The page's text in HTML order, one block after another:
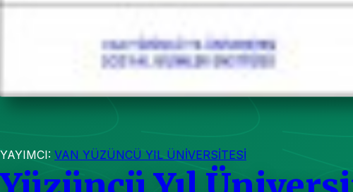
YAYIMCI: VAN YÜZÜNCÜ YIL ÜNİVERSİTESİ